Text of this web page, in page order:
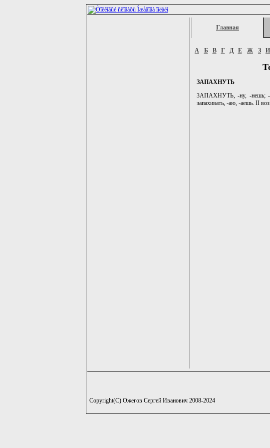
Главная
А Б В Г Д Е Ж З И
ЗАПАХНУТЬ
ЗАПАХНУТЬ, -ну, -нешь; -
запахивать, -аю, -аешь. II
Copyright(C) Ожегов Сергей Иванович 2008-2024